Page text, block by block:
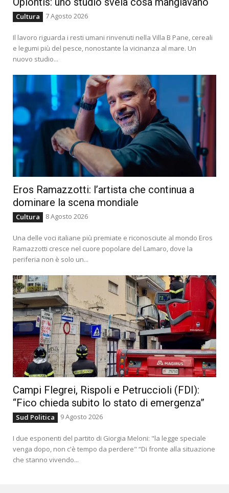
Cultura 7 Agosto 2026
Il lavoro riguarda i resti umani rinvenuti nella Villa B Pane, cereali
e legumi più del pesce, nonostante la vicinanza al mare. Un
nuovo studio...
Eros Ramazzotti: l’artista che continua a
dominare la scena mondiale
Cultura 8 Agosto 2026
Una delle voci italiane più premiate e riconosciute al mondo Eros
Ramazzotti cresce nel cuore popolare del Lamaro, dove la
periferia non è solo un...
Campi Flegrei, Rispoli e Petruccioli (FDI):
“Fico chieda subito lo stato di emergenza”
Sud Politica 9 Agosto 2026
I due esponenti del partito di Giorgia Meloni: "la legge speciale
venga dopo, non c'è tempo da perdere" “Di fronte alla situazione
che stanno vivendo...